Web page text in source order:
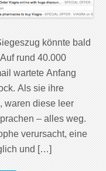
könnte bald
rund 40.000
wartete Anfang
Als sie ihre
waren diese leer
– alles weg.
verursacht, eine
und […]